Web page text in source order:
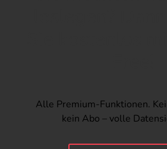
Alle Premium-Funktionen.
kein Abo – volle